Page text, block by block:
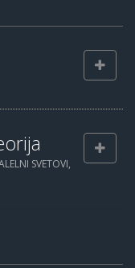
SVETOVI,